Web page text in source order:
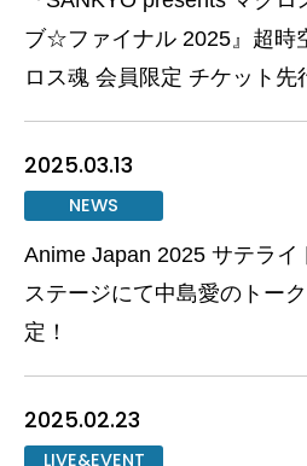
ブ☆ファイナル 2025』超時
ロス魂 会員限定 チケット先
2025.03.13
NEWS
Anime Japan 2025 サテラ
ステージにて中島愛のトー
定！
2025.02.23
LIVE&EVENT